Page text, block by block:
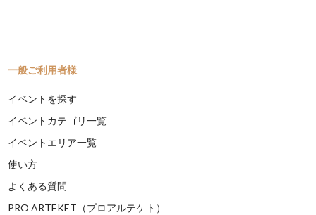
一般ご利用者様
イベントを探す
イベントカテゴリ一覧
イベントエリア一覧
使い方
よくある質問
PRO ARTEKET（プロアルテケト）